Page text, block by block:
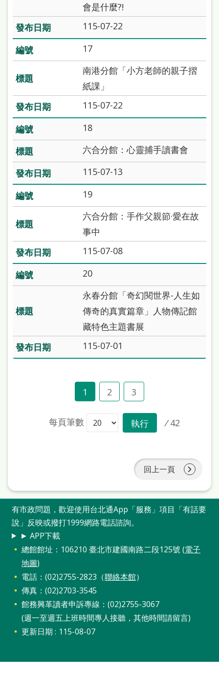
會是什麼?!
115-07-22
17
南港分館「小方老師的親子摺
紙課」
115-07-22
18
六合分館：心靈捕手讀書會
115-07-13
19
六合分館：手作父親節·愛在故
事中
115-07-08
20
永春分館「奇幻閱世界-人生如
傳奇的真實篇章」人物傳記館
藏特色主題書展
115-07-01
1 2 3
每頁筆數 執行 / 42
回上一頁
有市政問題，歡迎使用台北通App「服務」項目「有話要
說」反映或撥打1999網路電話諮詢。
► APP下載
總館館址：106210 臺北市建國南路二段125號 (電子
地圖)
電話：(02)2755-2823（聯絡本館）
傳真：(02)2703-3545
館務興革讀者申訴專線：(02)2755-3067
(週一至週五上班時間專人接聽，其他時間請留言)
更新日期
115-08-07